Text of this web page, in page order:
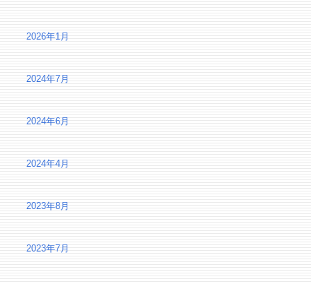
2026年1月
2024年7月
2024年6月
2024年4月
2023年8月
2023年7月